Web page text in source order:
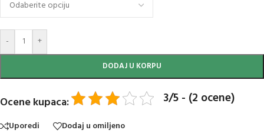
- +
DODAJ U KORPU
Ocene kupaca: 3/5 - (2 ocene)
Uporedi Dodaj u omiljeno